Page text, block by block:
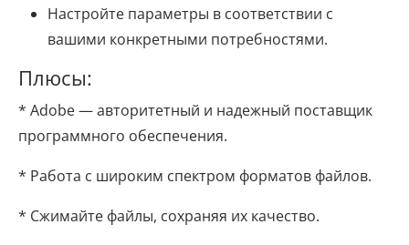
Настройте параметры в соответствии с
вашими конкретными потребностями.
Плюсы:
* Adobe — авторитетный и надежный поставщик
программного обеспечения.
* Работа с широким спектром форматов файлов.
* Сжимайте файлы, сохраняя их качество.